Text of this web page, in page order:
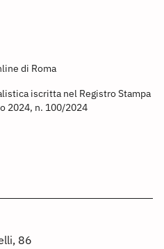
di Roma
iscritta nel Registro Stampa
2024, n. 100/2024
86